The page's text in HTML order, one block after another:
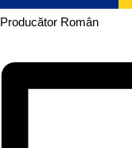
Producător Român